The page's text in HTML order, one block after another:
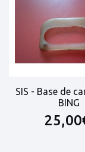
SIS - Base de
BING